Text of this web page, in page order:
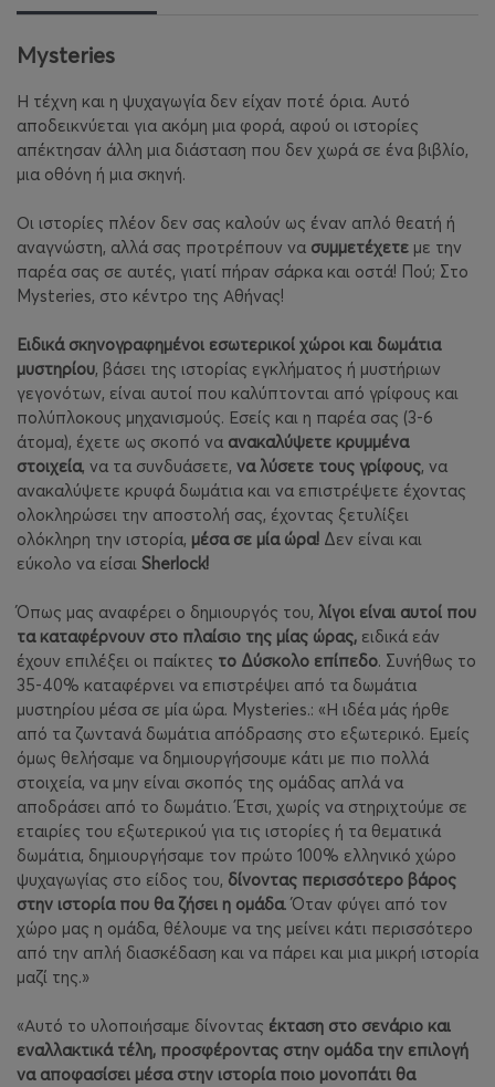
Mysteries
Η τέχνη και η ψυχαγωγία δεν είχαν ποτέ όρια. Αυτό
αποδεικνύεται για ακόμη μια φορά, αφού οι ιστορίες
απέκτησαν άλλη μια διάσταση που δεν χωρά σε ένα βιβλίο,
μια οθόνη ή μια σκηνή.
Οι ιστορίες πλέον δεν σας καλούν ως έναν απλό θεατή ή
αναγνώστη, αλλά σας προτρέπουν να συμμετέχετε με την
παρέα σας σε αυτές, γιατί πήραν σάρκα και οστά! Πού; Στο
Mysteries, στο κέντρο της Αθήνας!
Ειδικά σκηνογραφημένοι εσωτερικοί χώροι και δωμάτια
μυστηρίου, βάσει της ιστορίας εγκλήματος ή μυστήριων
γεγονότων, είναι αυτοί που καλύπτονται από γρίφους και
πολύπλοκους μηχανισμούς. Εσείς και η παρέα σας (3-6
άτομα), έχετε ως σκοπό να ανακαλύψετε κρυμμένα
στοιχεία, να τα συνδυάσετε, να λύσετε τους γρίφους, να
ανακαλύψετε κρυφά δωμάτια και να επιστρέψετε έχοντας
ολοκληρώσει την αποστολή σας, έχοντας ξετυλίξει
ολόκληρη την ιστορία, μέσα σε μία ώρα! Δεν είναι και
εύκολο να είσαι Sherlock!
Όπως μας αναφέρει ο δημιουργός του, λίγοι είναι αυτοί που
τα καταφέρνουν στο πλαίσιο της μίας ώρας, ειδικά εάν
έχουν επιλέξει οι παίκτες το Δύσκολο επίπεδο. Συνήθως το
35-40% καταφέρνει να επιστρέψει από τα δωμάτια
μυστηρίου μέσα σε μία ώρα. Mysteries.: «Η ιδέα μάς ήρθε
από τα ζωντανά δωμάτια απόδρασης στο εξωτερικό. Εμείς
όμως θελήσαμε να δημιουργήσουμε κάτι με πιο πολλά
στοιχεία, να μην είναι σκοπός της ομάδας απλά να
αποδράσει από το δωμάτιο. Έτσι, χωρίς να στηριχτούμε σε
εταιρίες του εξωτερικού για τις ιστορίες ή τα θεματικά
δωμάτια, δημιουργήσαμε τον πρώτο 100% ελληνικό χώρο
ψυχαγωγίας στο είδος του, δίνοντας περισσότερο βάρος
στην ιστορία που θα ζήσει η ομάδα. Όταν φύγει από τον
χώρο μας η ομάδα, θέλουμε να της μείνει κάτι περισσότερο
από την απλή διασκέδαση και να πάρει και μια μικρή ιστορία
μαζί της.»
«Αυτό το υλοποιήσαμε δίνοντας έκταση στο σενάριο και
εναλλακτικά τέλη, προσφέροντας στην ομάδα την επιλογή
να αποφασίσει μέσα στην ιστορία ποιο μονοπάτι θα